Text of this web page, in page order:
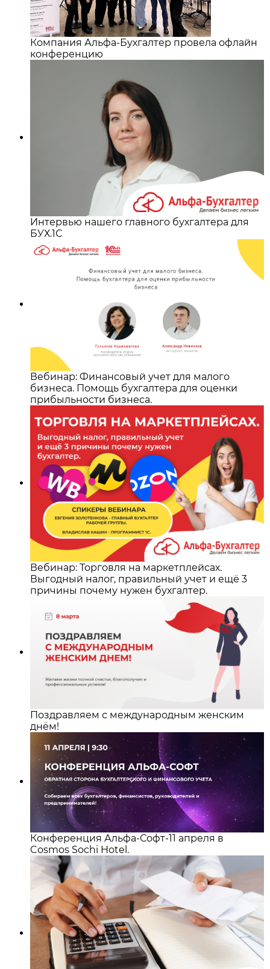
Компания Альфа-Бухгалтер провела офлайн
конференцию
Интервью нашего главного бухгалтера для
БУХ.1С
Вебинар: Финансовый учет для малого
бизнеса. Помощь бухгалтера для оценки
прибыльности бизнеса.
Вебинар: Торговля на маркетплейсах.
Выгодный налог, правильный учет и ещё 3
причины почему нужен бухгалтер.
Поздравляем с международным женским
днём!
Конференция Альфа-Софт-11 апреля в
Cosmos Sochi Hotel.